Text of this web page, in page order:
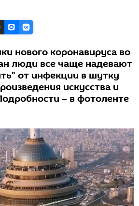
нового коронавируса во
люди все чаще надевают
от инфекции в шутку
искусства и
– в фотоленте